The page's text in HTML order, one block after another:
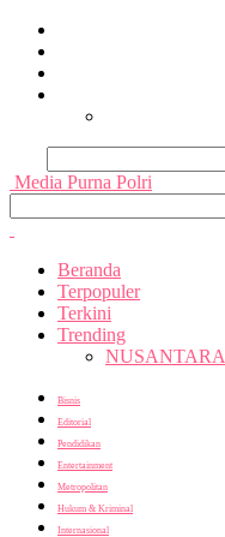
Media Purna Polri
Beranda
Terpopuler
Terkini
Trending
NUSANTARA
Bisnis
Editorial
Pendidikan
Entertainment
Metropolitan
Hukum & Kriminal
Internasional